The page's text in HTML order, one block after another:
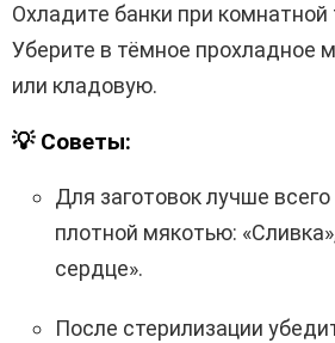
Охладите банки при комнатной
Уберите в тёмное прохладное
или кладовую.
💡 Советы:
Для заготовок лучше
плотной мякотью:
сердце».
После стерилизации